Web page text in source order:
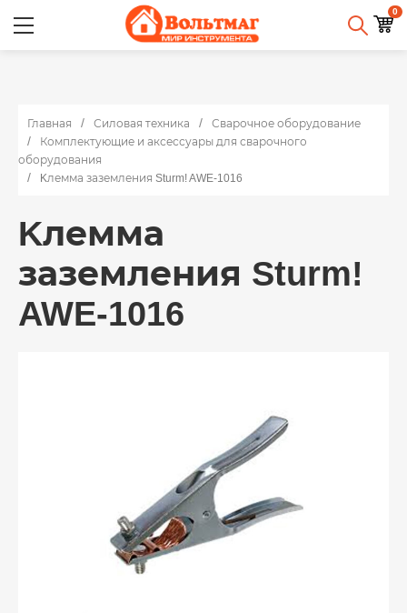
0
Главная Силовая техника
Сварочное оборудование
Комплектующие и аксессуары для сварочного
оборудования
Kлемма заземления Sturm! AWE-1016
Kлемма
заземления Sturm!
AWE-1016